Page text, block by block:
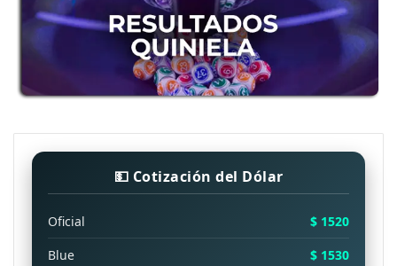
💵 Cotización del Dólar
Oficial
$ 1520
Blue
$ 1530